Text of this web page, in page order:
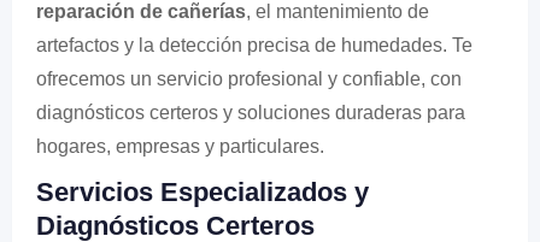
reparación de cañerías, el mantenimiento de
artefactos y la detección precisa de humedades. Te
ofrecemos un servicio profesional y confiable, con
diagnósticos certeros y soluciones duraderas para
hogares, empresas y particulares.
Servicios Especializados y
Diagnósticos Certeros